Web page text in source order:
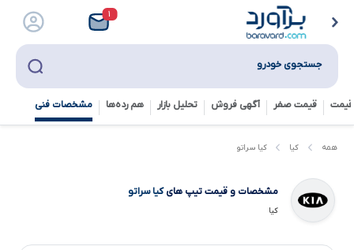
۱
جستجوی خودرو
قیمت صفر آگهی فروش تحلیل بازار هم رده‌ها‌ مشخصات فنی
همه کیا کیا سراتو
مشخصات و قیمت تیپ هایکیا سراتو
کیا